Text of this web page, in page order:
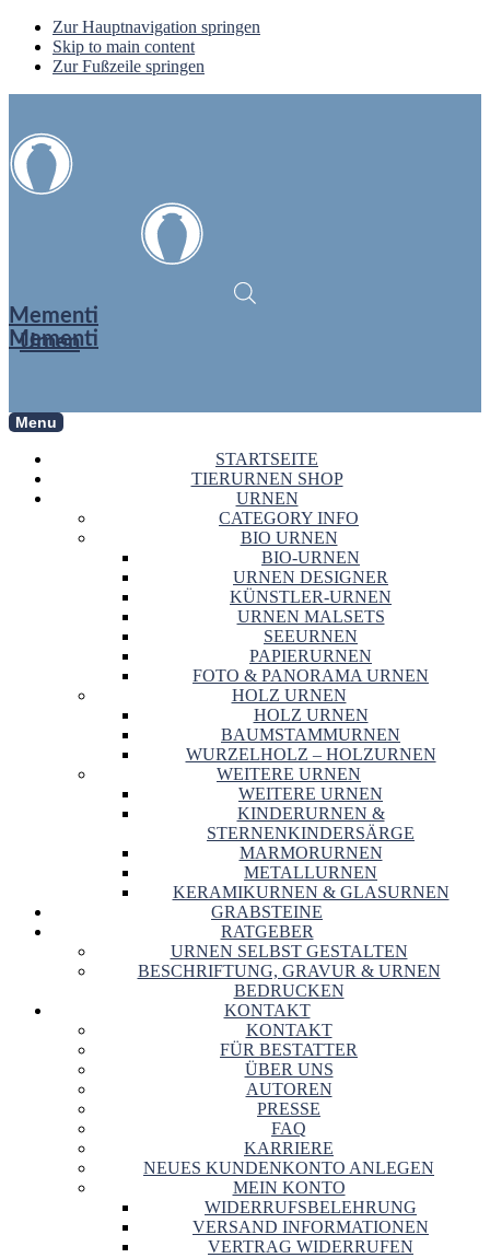
Zur Hauptnavigation springen
Skip to main content
Zur Fußzeile springen
Mementi
Urnen
Mementi
Menu
STARTSEITE
TIERURNEN SHOP
URNEN
CATEGORY INFO
BIO URNEN
BIO-URNEN
URNEN DESIGNER
KÜNSTLER-URNEN
URNEN MALSETS
SEEURNEN
PAPIERURNEN
FOTO & PANORAMA URNEN
HOLZ URNEN
HOLZ URNEN
BAUMSTAMMURNEN
WURZELHOLZ – HOLZURNEN
WEITERE URNEN
WEITERE URNEN
KINDERURNEN &
STERNENKINDERSÄRGE
MARMORURNEN
METALLURNEN
KERAMIKURNEN & GLASURNEN
GRABSTEINE
RATGEBER
URNEN SELBST GESTALTEN
BESCHRIFTUNG, GRAVUR & URNEN
BEDRUCKEN
KONTAKT
KONTAKT
FÜR BESTATTER
ÜBER UNS
AUTOREN
PRESSE
FAQ
KARRIERE
NEUES KUNDENKONTO ANLEGEN
MEIN KONTO
WIDERRUFSBELEHRUNG
VERSAND INFORMATIONEN
VERTRAG WIDERRUFEN